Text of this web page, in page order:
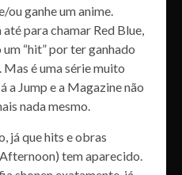
ou ganhe um anime.
para chamar Red Blue,
“hit” por ter ganhado
é uma série muito
a Jump e a Magazine não
nada mesmo.
já que hits e obras
tem aparecido.